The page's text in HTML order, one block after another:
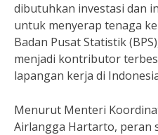
dibutuhkan investasi dan
untuk menyerap tenaga
Badan Pusat Statistik
menjadi kontributor
lapangan kerja di
Menurut Menteri
Airlangga Hartarto, peran